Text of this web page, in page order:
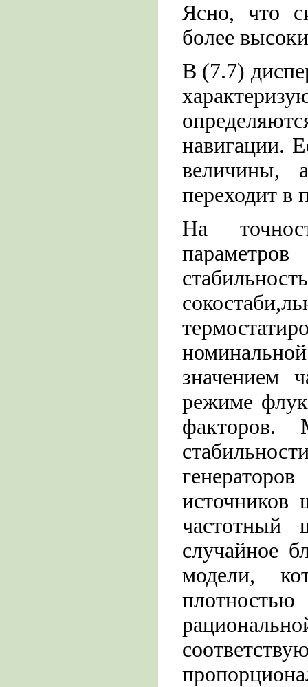
Ясно, что
более
В (7.7)
навигации.
величины,
переходит в
На
значением
режиме
факторов.
частотный
случайное
модели,